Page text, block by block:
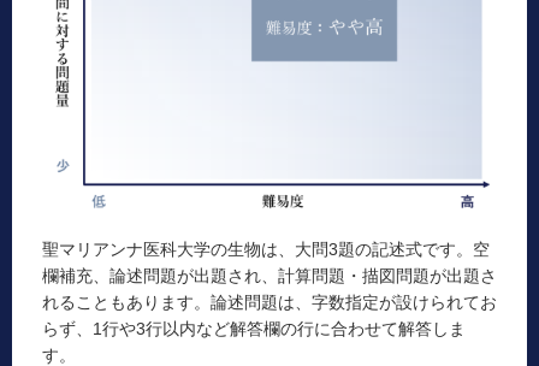
聖マリアンナ医科大学の生物は、大問3題の記述式です。空
欄補充、論述問題が出題され、計算問題・描図問題が出題さ
れることもあります。論述問題は、字数指定が設けられてお
らず、1行や3行以内など解答欄の行に合わせて解答しま
す。